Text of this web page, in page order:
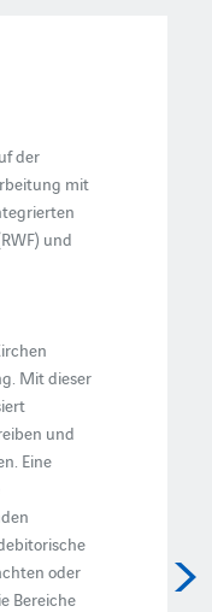
der
mit
und
Mit dieser
und
Eine
oder
Bereiche